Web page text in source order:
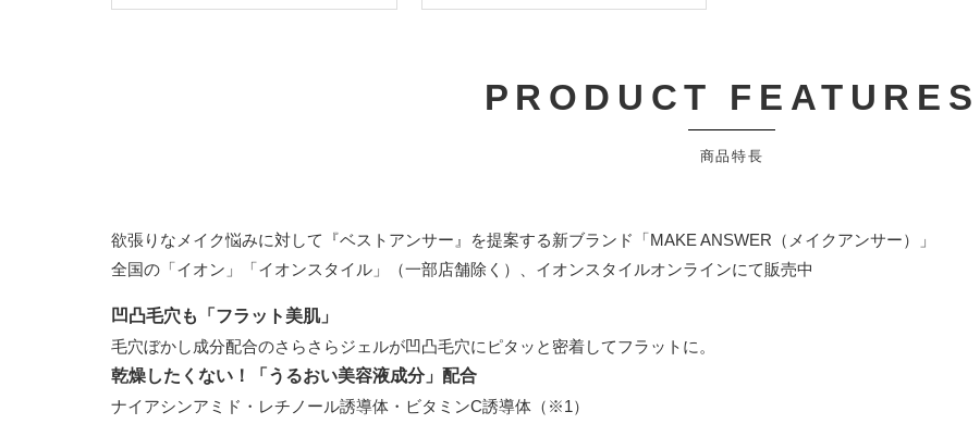
PRODUCT FEATURES
商品特長
欲張りなメイク悩みに対して『ベストアンサー』を提案する新ブランド「MAKE ANSWER（メイクアンサー）」
全国の「イオン」「イオンスタイル」（一部店舗除く）、イオンスタイルオンラインにて販売中
凹凸毛穴も「フラット美肌」
毛穴ぼかし成分配合のさらさらジェルが凹凸毛穴にピタッと密着してフラットに。
乾燥したくない！「うるおい美容液成分」配合
ナイアシンアミド・レチノール誘導体・ビタミンC誘導体（※1）